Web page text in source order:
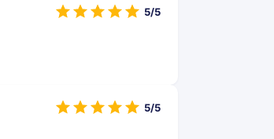
5/5
5/5